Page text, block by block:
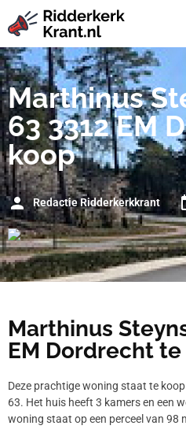
Marthinus
63 3312 EM
koop
Redactie Ridderkerkkrant
Marthinus
EM Dordrecht
Deze prachtige woning staat te
63. Het huis heeft 3 kamers en een
woning staat op een perceel van 98